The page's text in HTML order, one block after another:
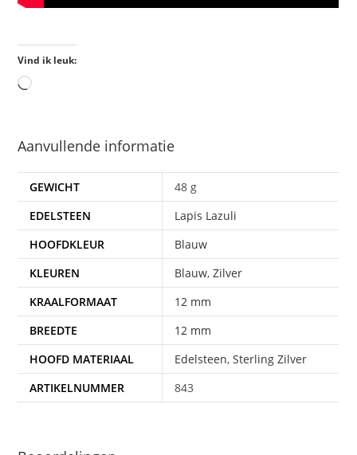
Vind ik leuk:
Aanvullende informatie
GEWICHT
48 g
EDELSTEEN
Lapis Lazuli
HOOFDKLEUR
Blauw
KLEUREN
Blauw,Zilver
KRAALFORMAAT
12 mm
BREEDTE
12 mm
HOOFD MATERIAAL
Edelsteen,Sterling Zilver
ARTIKELNUMMER
843